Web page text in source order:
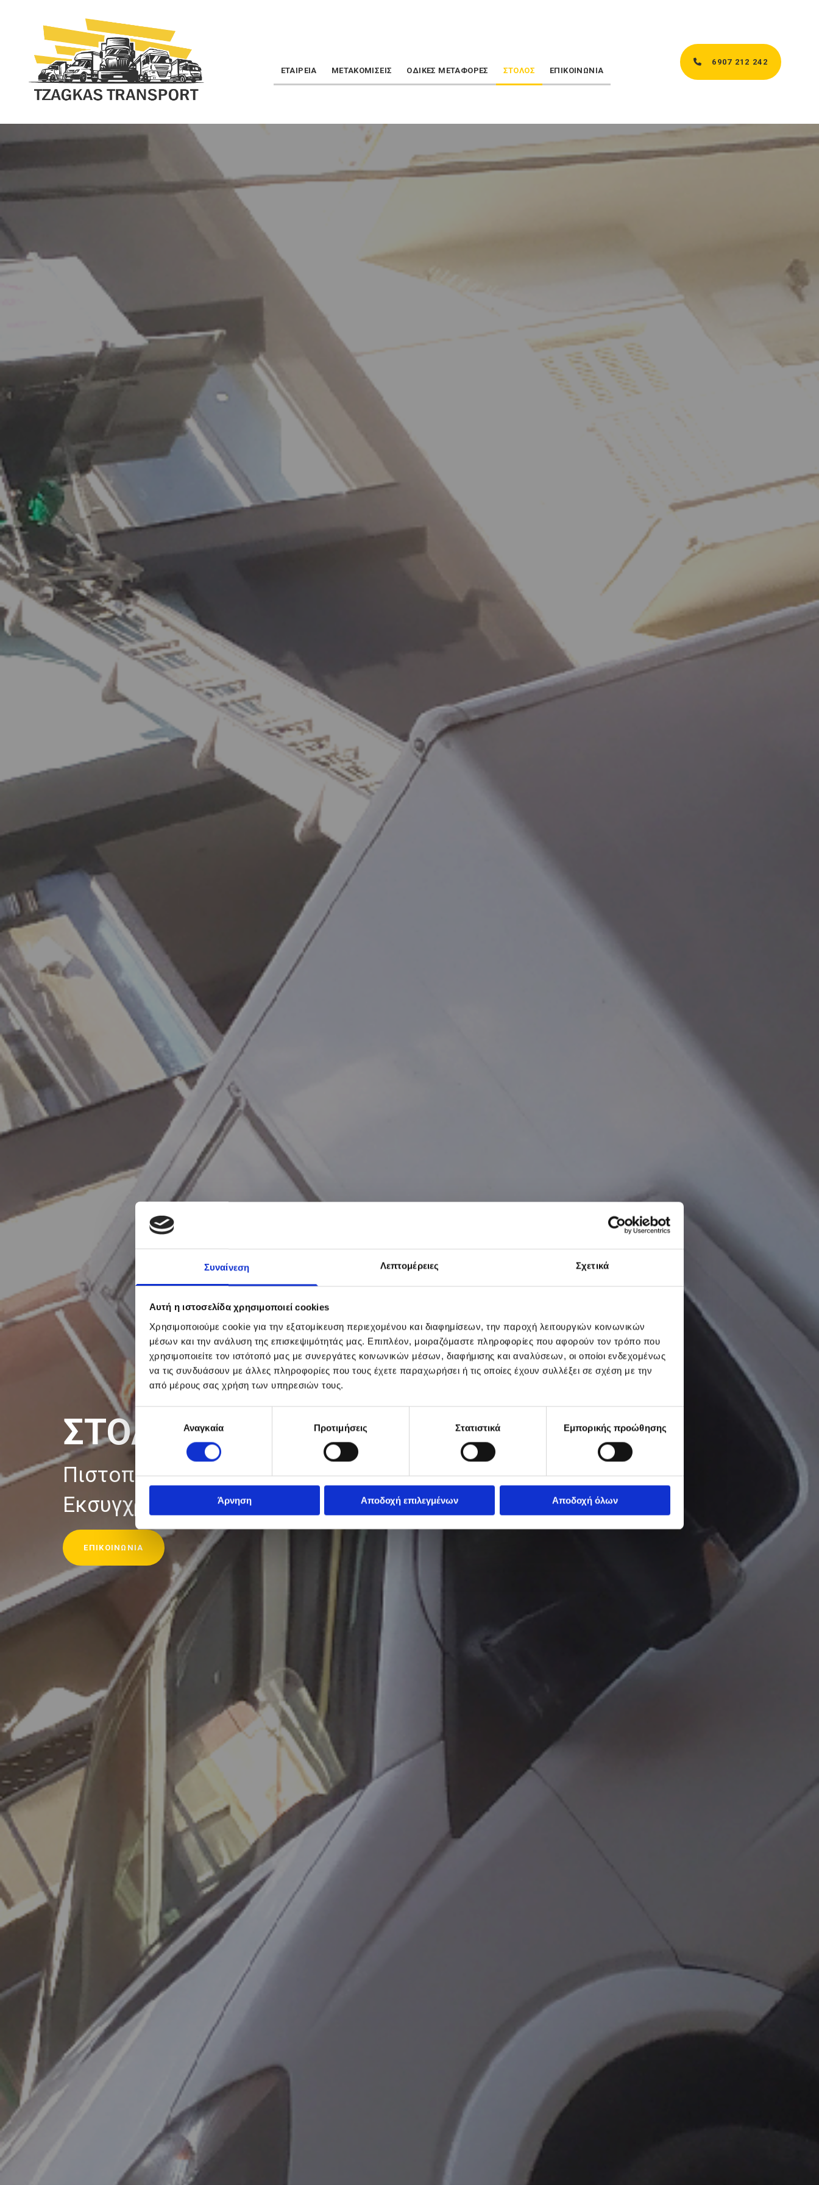
Συναίνεση Λεπτομέρειες Σχετικά
Αυτή η ιστοσελίδα χρησιμοποιεί cookies
Χρησιμοποιούμε cookie για την εξατομίκευση περιεχομένου και διαφημίσεων, την παροχή λειτουργιών κοινωνικών
μέσων και την ανάλυση της επισκεψιμότητάς μας. Επιπλέον, μοιραζόμαστε πληροφορίες που αφορούν τον τρόπο που
χρησιμοποιείτε τον ιστότοπό μας με συνεργάτες κοινωνικών μέσων, διαφήμισης και αναλύσεων, οι οποίοι ενδεχομένως
να τις συνδυάσουν με άλλες πληροφορίες που τους έχετε παραχωρήσει ή τις οποίες έχουν συλλέξει σε σχέση με την
από μέρους σας χρήση των υπηρεσιών τους.
συγκατάθεσηςΑναγκαία Προτιμήσεις Στατιστικά Εμπορικής προώθησης
Άρνηση Αποδοχή επιλεγμένων Αποδοχή όλων
ΕΤΑΙΡΕΙΑ ΜΕΤΑΚΟΜΙΣΕΙΣ ΟΔΙΚΕΣ ΜΕΤΑΦΟΡΕΣ ΣΤΟΛΟΣ ΕΠΙΚΟΙΝΩΝΙΑ
6907 212 242
ΣΤΟΛΟΣ
Πιστοποιημένοι επαγγελματίες οδηγοί &
Εκσυγχρονισμένα φορτηγά μεταφορών
ΕΠΙΚΟΙΝΩΝΙΑ